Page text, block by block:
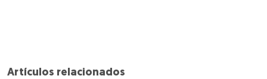
Artículos relacionados